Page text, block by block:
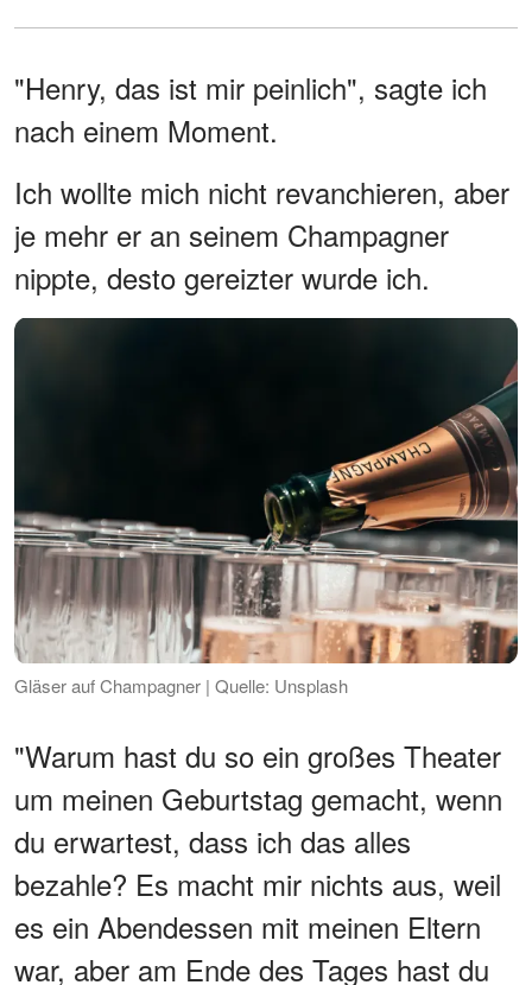
"Henry, das ist mir peinlich", sagte ich
nach einem Moment.
Ich wollte mich nicht revanchieren, aber
je mehr er an seinem Champagner
nippte, desto gereizter wurde ich.
Gläser auf Champagner | Quelle: Unsplash
"Warum hast du so ein großes Theater
um meinen Geburtstag gemacht, wenn
du erwartest, dass ich das alles
bezahle? Es macht mir nichts aus, weil
es ein Abendessen mit meinen Eltern
war, aber am Ende des Tages hast du